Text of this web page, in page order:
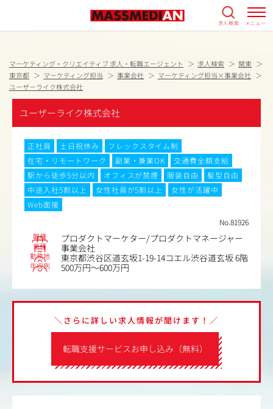
求人検索 メニュー
マーケティング・クリエイティブ 求人・転職エージェント 求人検索
関東
東京都
マーケティング担当 事業会社
マーケティング担当×事業会社
ユーザーライク株式会社
ユーザーライク株式会社
正社員 土日祝休み
フレックスタイム制
在宅・リモートワーク
副業・兼業OK
交通費全額支給
駅から徒歩5分以内
オフィスが禁煙 服装自由
髪型自由
中途入社5割以上
女性社員が5割以上
女性が活躍中
Web面接
No.81926
職種 プロダクトマーケター/プロダクトマネージャー
業種 事業会社
勤務地 東京都渋谷区道玄坂1-19-14コエル渋谷道玄坂 6階
年収例 500万円～600万円
転職支援サービスお申し込み（無料）
＼さらに詳しい求人情報が聞けます！／